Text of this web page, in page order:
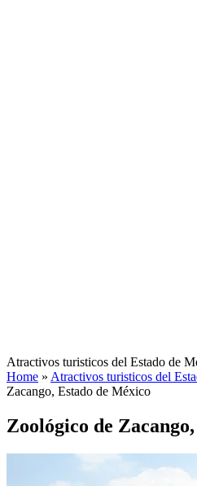
Atractivos turisticos del Estado de
Home » Atractivos turisticos del
Zacango, Estado de México
Zoológico de